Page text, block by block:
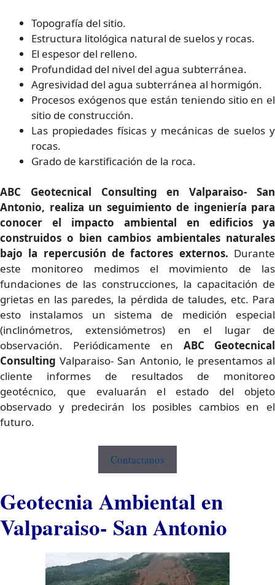
Topografía del sitio.
Estructura litológica natural de suelos y rocas.
El espesor del relleno.
Profundidad del nivel del agua subterránea.
Agresividad del agua subterránea al hormigón.
Procesos exógenos que están teniendo sitio en el
sitio de construcción.
Las propiedades físicas y mecánicas de suelos y
rocas.
Grado de karstificación de la roca.
ABC Geotecnical Consulting en Valparaiso- San
Antonio, realiza un seguimiento de ingeniería para
conocer el impacto ambiental en edificios ya
construidos o bien cambios ambientales naturales
bajo la repercusión de factores externos. Durante
este monitoreo medimos el movimiento de las
fundaciones de las construcciones, la capacitación de
grietas en las paredes, la pérdida de taludes, etc. Para
esto instalamos un sistema de medición especial
(inclinómetros, extensiómetros) en el lugar de
observación. Periódicamente en ABC Geotecnical
ConsultingValparaiso- San Antonio, le presentamos al
cliente informes de resultados de monitoreo
geotécnico, que evaluarán el estado del objeto
observado y predecirán los posibles cambios en el
futuro.
Contactanos
Geotecnia Ambiental en
Valparaiso- San Antonio